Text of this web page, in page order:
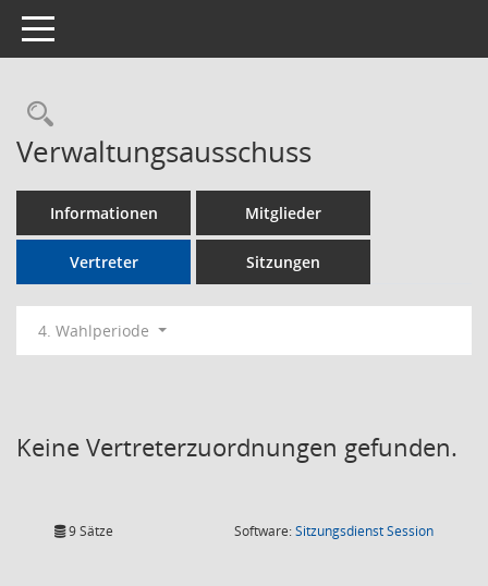
Toggle navigation
Rechercheauswahl
Verwaltungsausschuss
Informationen Mitglieder
Vertreter Sitzungen
4. Wahlperiode
Keine Vertreterzuordnungen gefunden.
9 Sätze Software:SitzungsdienstSession(Wird in